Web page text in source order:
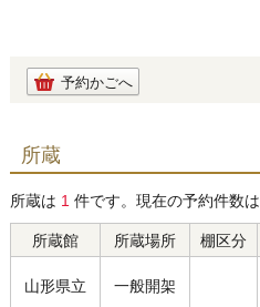
予約かごへ
所蔵
所蔵は 1 件です。現在の予約件数は
所蔵館 所蔵場所 棚区分
山形県立 一般開架